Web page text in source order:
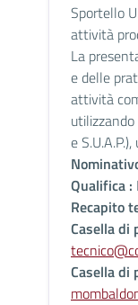
Sportello
attività
La
e delle
attività
e
Qualifica :
Recapito
Casella di
Casella di